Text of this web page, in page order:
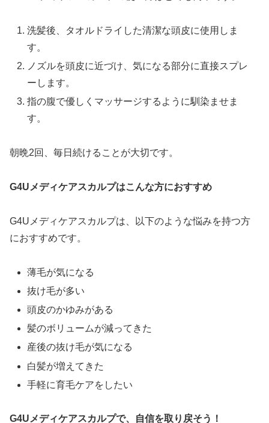
洗髪後、タオルドライした清潔な頭皮に使用しま
す。
ノズルを頭皮に近づけ、気になる部分に直接スプレ
ーします。
指の腹で優しくマッサージするように馴染ませま
す。
朝晩2回、毎日続けることが大切です。
G4Uメディケアスカルプはこんな方におすすめ
G4Uメディケアスカルプは、以下のような悩みを持つ方
におすすめです。
薄毛が気になる
抜け毛が多い
頭皮のかゆみがある
髪のボリュームが減ってきた
産後の抜け毛が気になる
白髪が増えてきた
手軽に育毛ケアをしたい
G4Uメディケアスカルプで、自信を取り戻そう！